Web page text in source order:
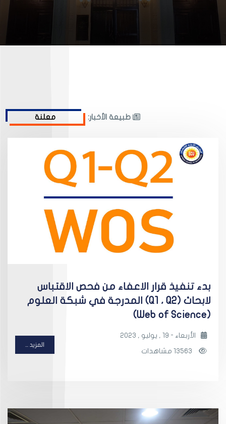
طبيعة الأخبار:
بدء تنفيذ قرار الاعفاء من فحص الاقتباس
لابحاث (Q1 ، Q2) المدرجة في شبكة العلوم
(Web of Science)
الأربعاء - 19 , يوليو , 2023
المزيد ...